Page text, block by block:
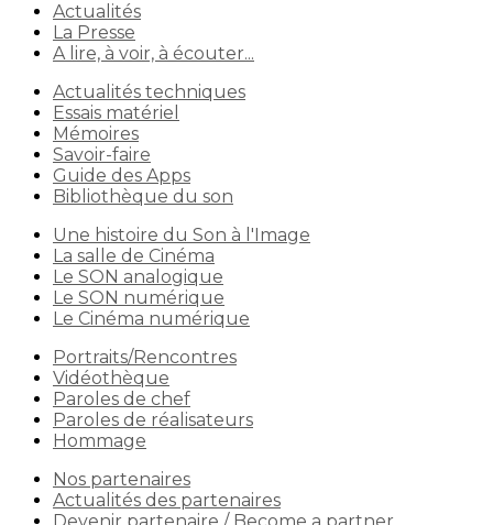
Actualités
La Presse
A lire, à voir, à écouter...
Actualités techniques
Essais matériel
Mémoires
Savoir-faire
Guide des Apps
Bibliothèque du son
Une histoire du Son à l'Image
La salle de Cinéma
Le SON analogique
Le SON numérique
Le Cinéma numérique
Portraits/Rencontres
Vidéothèque
Paroles de chef
Paroles de réalisateurs
Hommage
Nos partenaires
Actualités des partenaires